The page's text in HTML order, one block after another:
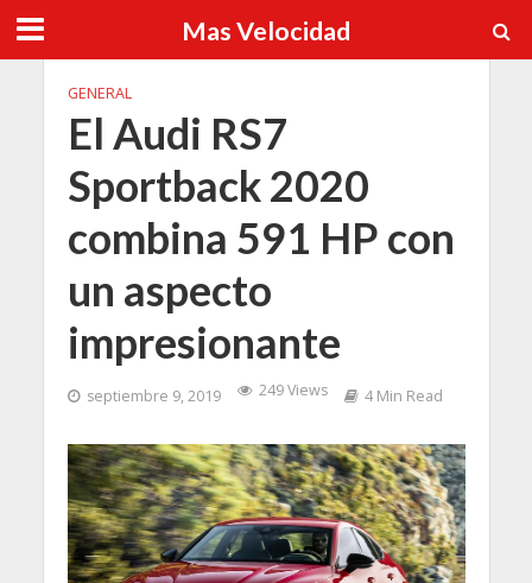
Mas Velocidad
GENERAL
El Audi RS7
Sportback 2020
combina 591 HP con
un aspecto
impresionante
septiembre 9, 2019 249 Views 4 Min Read